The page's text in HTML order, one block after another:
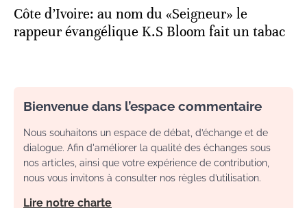
Côte d’Ivoire: au nom du «Seigneur» le
rappeur évangélique K.S Bloom fait un tabac
Bienvenue dans l’espace commentaire
Nous souhaitons un espace de débat, d’échange et de
dialogue. Afin d'améliorer la qualité des échanges sous
nos articles, ainsi que votre expérience de contribution,
nous vous invitons à consulter nos règles d’utilisation.
Lire notre charte